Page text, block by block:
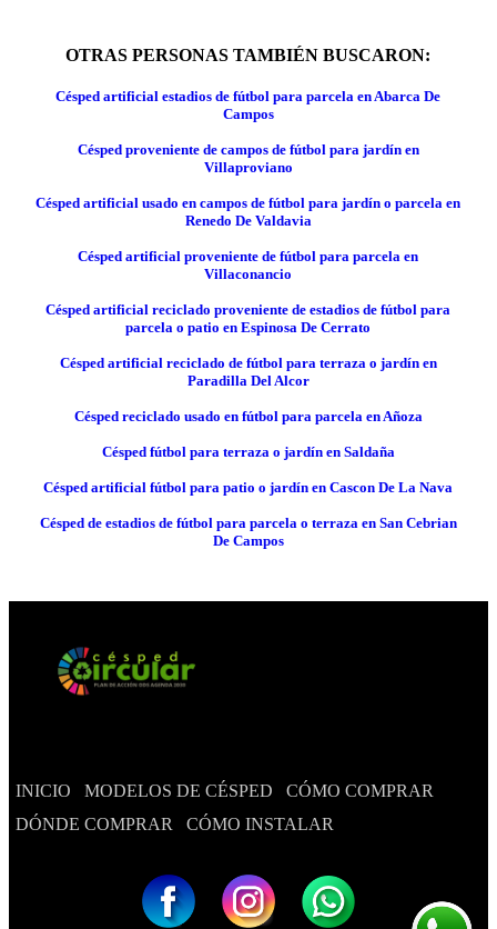
OTRAS PERSONAS TAMBIÉN BUSCARON:
Césped artificial estadios de fútbol para parcela en Abarca De
Campos
Césped proveniente de campos de fútbol para jardín en
Villaproviano
Césped artificial usado en campos de fútbol para jardín o parcela en
Renedo De Valdavia
Césped artificial proveniente de fútbol para parcela en
Villaconancio
Césped artificial reciclado proveniente de estadios de fútbol para
parcela o patio en Espinosa De Cerrato
Césped artificial reciclado de fútbol para terraza o jardín en
Paradilla Del Alcor
Césped reciclado usado en fútbol para parcela en Añoza
Césped fútbol para terraza o jardín en Saldaña
Césped artificial fútbol para patio o jardín en Cascon De La Nava
Césped de estadios de fútbol para parcela o terraza en San Cebrian
De Campos
INICIO MODELOS DE CÉSPED
CÓMO COMPRAR
DÓNDE COMPRAR
CÓMO INSTALAR